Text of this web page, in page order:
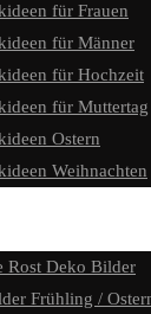
für Frauen
für Männer
für Hochzeit
für Muttertag
Ostern
Weihnachten
Rost Deko Bilder
Frühling /